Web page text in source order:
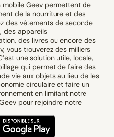
Geev permettent de
de la nourriture et des
des vêtements de seconde
des appareils
des livres ou encore des
vous trouverez des milliers
une solution utile, locale,
qui permet de faire des
vie aux objets au lieu de les
circulaire et faire un
en limitant notre
pour rejoindre notre